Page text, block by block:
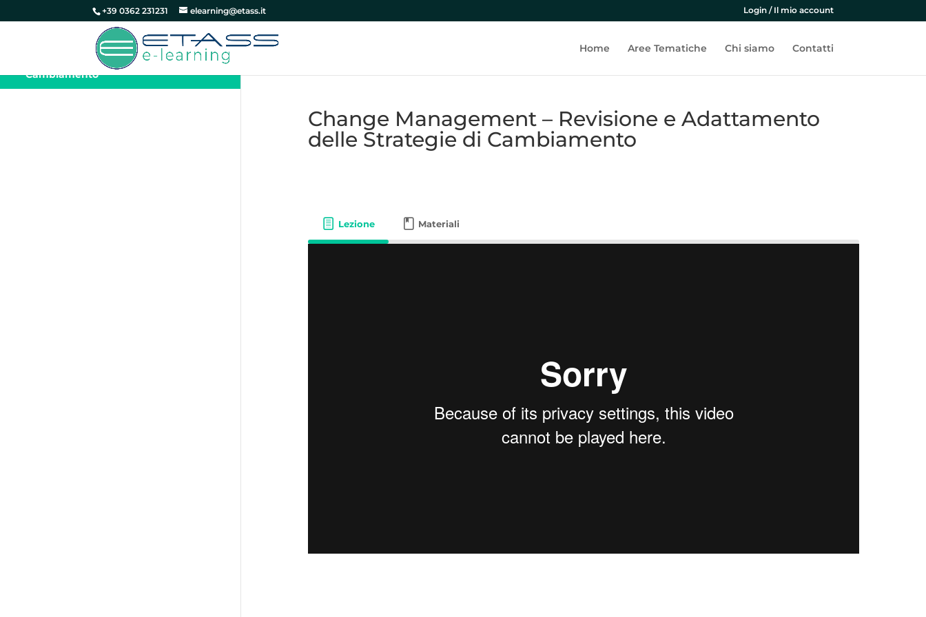
+39 0362 231231 elearning@etass.it Login / Il mio account
Home Aree Tematiche Chi siamo Contatti
Change Management – Revisione e
Adattamento delle Strategie di
Cambiamento
Change Management – Revisione e Adattamento
delle Strategie di Cambiamento
Lezione Materiali